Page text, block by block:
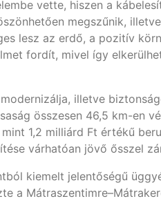
vette, hiszen a
megszűnik,
lesz az erdő, a pozitív
fordít, mivel így
illetve
összesen 46,5 km-en
1,2 milliárd Ft értékű
várhatóan jövő ősszel
kiemelt jelentőségű
a